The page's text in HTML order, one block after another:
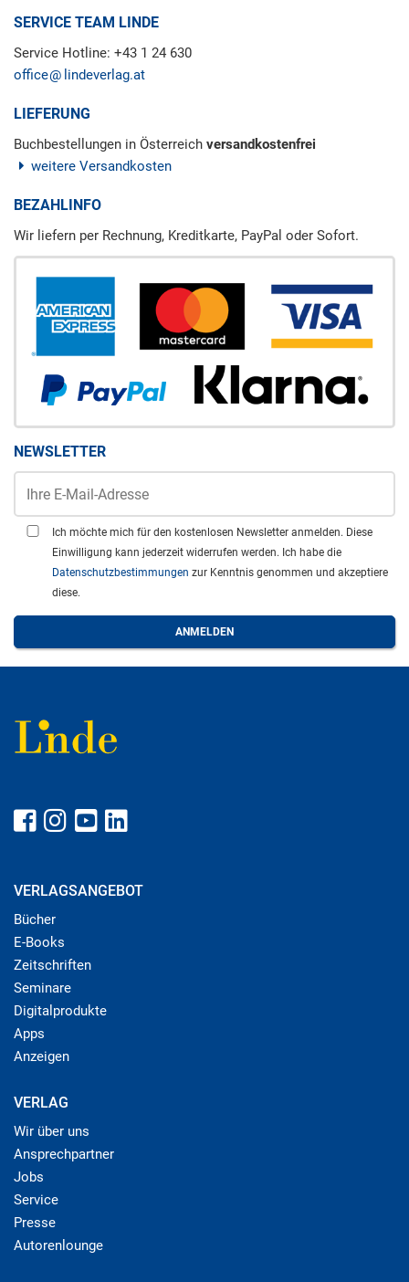
SERVICE TEAM LINDE
Service Hotline: +43 1 24 630
office
lindeverlag.at
LIEFERUNG
Buchbestellungen in Österreich versandkostenfrei
weitere Versandkosten
BEZAHLINFO
Wir liefern per Rechnung, Kreditkarte, PayPal oder Sofort.
NEWSLETTER
Ich möchte mich für den kostenlosen Newsletter anmelden. Diese
Einwilligung kann jederzeit widerrufen werden. Ich habe die
Datenschutzbestimmungen zur Kenntnis genommen und akzeptiere
diese.
VERLAGSANGEBOT
Bücher
E-Books
Zeitschriften
Seminare
Digitalprodukte
Apps
Anzeigen
VERLAG
Wir über uns
Ansprechpartner
Jobs
Service
Presse
Autorenlounge